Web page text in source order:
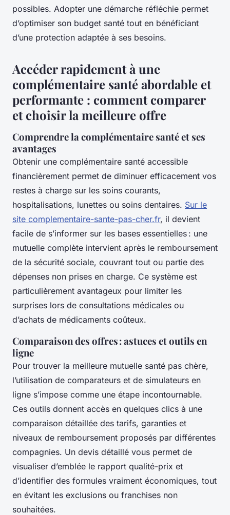
possibles. Adopter une démarche réfléchie permet
d’optimiser son budget santé tout en bénéficiant
d’une protection adaptée à ses besoins.
Accéder rapidement à une
complémentaire santé abordable et
performante : comment comparer
et choisir la meilleure offre
Comprendre la complémentaire santé et ses
avantages
Obtenir une complémentaire santé accessible
financièrement permet de diminuer efficacement vos
restes à charge sur les soins courants,
hospitalisations, lunettes ou soins dentaires. Sur le
site complementaire-sante-pas-cher.fr, il devient
facile de s’informer sur les bases essentielles : une
mutuelle complète intervient après le remboursement
de la sécurité sociale, couvrant tout ou partie des
dépenses non prises en charge. Ce système est
particulièrement avantageux pour limiter les
surprises lors de consultations médicales ou
d’achats de médicaments coûteux.
Comparaison des offres : astuces et outils en
ligne
Pour trouver la meilleure mutuelle santé pas chère,
l’utilisation de comparateurs et de simulateurs en
ligne s’impose comme une étape incontournable.
Ces outils donnent accès en quelques clics à une
comparaison détaillée des tarifs, garanties et
niveaux de remboursement proposés par différentes
compagnies. Un devis détaillé vous permet de
visualiser d’emblée le rapport qualité-prix et
d’identifier des formules vraiment économiques, tout
en évitant les exclusions ou franchises non
souhaitées.